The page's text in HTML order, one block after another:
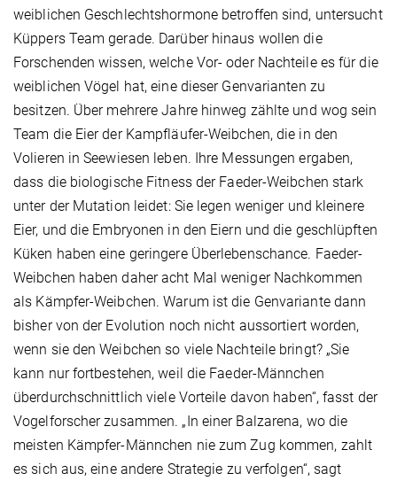
weiblichen Geschlechtshormone betroffen sind, untersucht
Küppers Team gerade. Darüber hinaus wollen die
Forschenden wissen, welche Vor- oder Nachteile es für die
weiblichen Vögel hat, eine dieser Genvarianten zu
besitzen. Über mehrere Jahre hinweg zählte und wog sein
Team die Eier der Kampfläufer-Weibchen, die in den
Volieren in Seewiesen leben. Ihre Messungen ergaben,
dass die biologische Fitness der Faeder-Weibchen stark
unter der Mutation leidet: Sie legen weniger und kleinere
Eier, und die Embryonen in den Eiern und die geschlüpften
Küken haben eine geringere Überlebenschance. Faeder-
Weibchen haben daher acht Mal weniger Nachkommen
als Kämpfer-Weibchen. Warum ist die Genvariante dann
bisher von der Evolution noch nicht aussortiert worden,
wenn sie den Weibchen so viele Nachteile bringt? „Sie
kann nur fortbestehen, weil die Faeder-Männchen
überdurchschnittlich viele Vorteile davon haben“, fasst der
Vogelforscher zusammen. „In einer Balzarena, wo die
meisten Kämpfer-Männchen nie zum Zug kommen, zahlt
es sich aus, eine andere Strategie zu verfolgen“, sagt